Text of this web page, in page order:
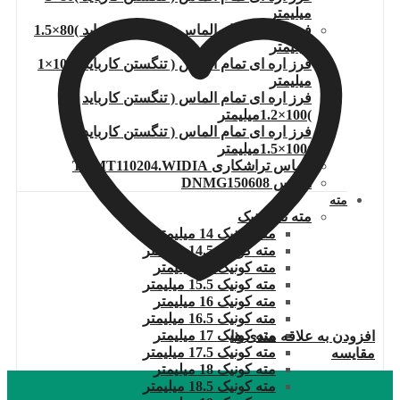
میلیمتر
فرز اره ای تمام الماس ( تنگستن کارباید )80×1.5
میلیمتر
فرز اره ای تمام الماس ( تنگستن کارباید )100×1
میلیمتر
فرز اره ای تمام الماس ( تنگستن کارباید
)100×1.2میلیمتر
فرز اره ای تمام الماس ( تنگستن کارباید
)100×1.5میلیمتر
الماس تراشکاری TCMT110204.WIDIA
الماس DNMG150608
مته
مته ته کونیک
مته کونیک 14 میلیمتر
مته کونیک 14.5 میلیمتر
مته کونیک 15 میلیمتر
مته کونیک 15.5 میلیمتر
مته کونیک 16 میلیمتر
مته کونیک 16.5 میلیمتر
مته کونیک 17 میلیمتر
مته کونیک 17.5 میلیمتر
مته کونیک 18 میلیمتر
مته کونیک 18.5 میلیمتر
افزودن به علاقه مندی ها
مقایسه